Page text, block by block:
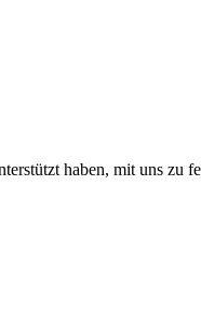
haben, mit uns zu